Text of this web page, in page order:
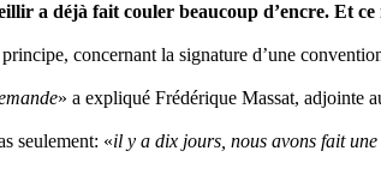
a déjà fait couler beaucoup d’encre. Et ce
concernant la signature d’une
» a expliqué Frédérique Massat, adjointe
seulement: «il y a dix jours, nous avons fait